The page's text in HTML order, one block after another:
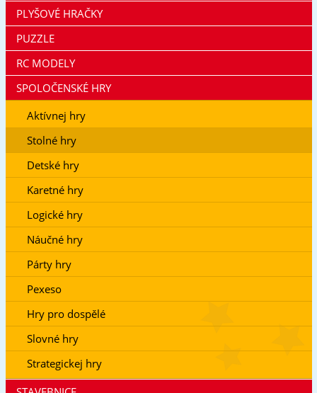
PLYŠOVÉ HRAČKY
PUZZLE
RC MODELY
SPOLOČENSKÉ HRY
Aktívnej hry
Stolné hry
Detské hry
Karetné hry
Logické hry
Náučné hry
Párty hry
Pexeso
Hry pro dospělé
Slovné hry
Strategickej hry